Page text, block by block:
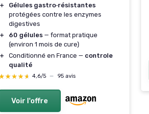
＋
Gélules gastro‑résistantes
protégées contre les enzymes
digestives
＋
60 gélules — format pratique
(environ 1 mois de cure)
＋
Conditionné en France — controle
qualité
4,6/5 — 95 avis
Voir l'offre